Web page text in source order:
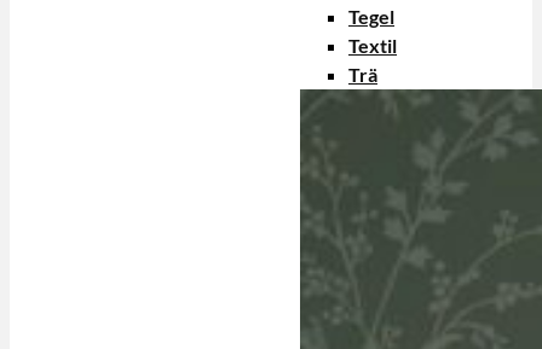
Tegel
Textil
Trä